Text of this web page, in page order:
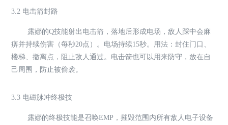
3.2 电击箭封路
露娜的Q技能射出电击箭，落地后形成电场，敌人踩中会麻
痹并持续伤害（每秒20点）。电场持续15秒。用法：封住门口、
楼梯、撤离点，阻止敌人通过。电击箭也可以用来防守，放在自
己周围，防止被偷袭。
3.3 电磁脉冲终极技
露娜的终极技能是召唤EMP，摧毁范围内所有敌人电子设备